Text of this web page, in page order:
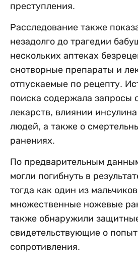
преступления.
Расследование также
незадолго до трагедии
нескольких аптеках
снотворные препараты и
отпускаемые по рецепту.
поиска содержала запросы
лекарств, влиянии
людей, а также о
ранениях.
По предварительным
могли погибнуть в
тогда как один из
множественные ножевые
также обнаружили
свидетельствующие о
сопротивления.